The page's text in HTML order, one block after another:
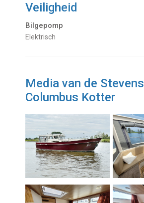
Veiligheid
Bilgepomp
Elektrisch
Media van de Stevens
Columbus Kotter